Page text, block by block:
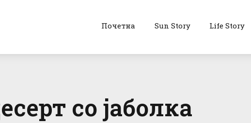
Почетна Sun Story Life Story
со јаболка